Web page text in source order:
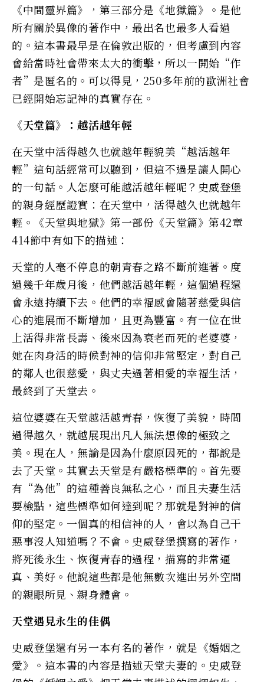
《中間靈界篇》，第三部分是《地獄篇》。是他
所有關於異像的著作中，最出名也最多人看過
的。這本書最早是在倫敦出版的，但考慮到內容
會給當時社會帶來太大的衝擊，所以一開始“作
者”是匿名的。可以得見，250多年前的歐​​洲社會
已經開始忘記神的真實存在。
《天堂篇》：越活越年輕
在天堂中活得越​​久也就越年輕貌美“越活越年
輕”這句話經常可以聽到，但這不過是讓人開心
的一句話。人怎麼可能越活越年輕呢？史威登堡
的親身經歷證實：在天堂中，活得越久也就越年
輕。《天堂與地獄》第一部份《天堂篇》第42章
414節中有如下的描述：
天堂的人毫不停息的朝青春之路不斷前進著。度
過幾千年歲月後，他們越活越年輕，這個過程還
會永遠持續下去。他們的幸福感會隨著慈愛與信
心的進展而不斷增加，且更為豐富。有一位在世
上活得非常長壽、後來因為衰老而死的老婆婆，
她在肉身活的時候對神的信仰非常堅定，對自己
的鄰人也很慈愛，與丈夫過著相愛的幸福生活，
最終到了天堂去。
這位婆婆在天堂越活越青春，恢復了美貌，時間
過得越久，就越展現出凡人無法想像的極致之
美。現在人，無論是因為什麼原因死的，都說是
去了天堂。其實去天堂是有嚴格標準的。首先要
有“為他”的這種善良無私之心，而且夫妻生活
要檢點，這些標準如何達到呢？那就是對神的信
仰的堅定。一個真的相信神的人，會以為自己干
惡事沒人知道嗎？不會。史威登堡撰寫的著作，
將死後永生、恢復青春的過程，描寫的非常逼
真、美好。他說這些都是他無數次進出另外空間
的親眼所見、親身體會。
天堂遇見永生的佳偶
史威登堡還有另一本有名的著作，就是《婚姻之
愛》。這本書的內容是描述天堂夫妻的。史威登